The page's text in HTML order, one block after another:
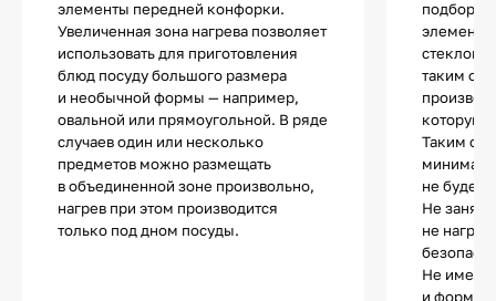
элементы передней конфорки.
Увеличенная зона нагрева позволяет
использовать для приготовления
блюд посуду большого размера
и необычной формы — например,
овальной или прямоугольной. В ряде
случаев один или несколько
предметов можно размещать
в объединенной зоне произвольно,
нагрев при этом производится
только под дном посуды.
подбор
элементы
таким
которую
Таким
не будет
Не
не
Не имеет
и форма